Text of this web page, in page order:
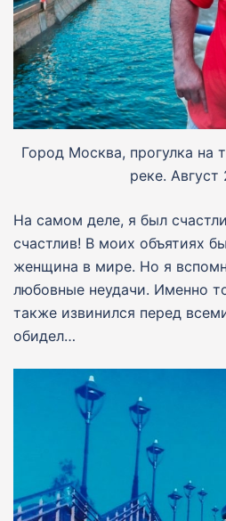
Город Москва, прогулка на
реке. Август
На самом деле, я был
счастлив! В моих объятиях
женщина в мире. Но я
любовные неудачи. Именно
также извинился перед
обидел…